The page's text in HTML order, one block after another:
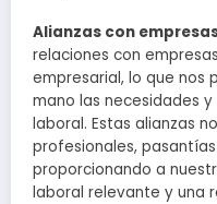
Alianzas con
relaciones con
empresarial, lo que nos
mano las necesidades
laboral. Estas alianzas
profesionales,
proporcionando a
laboral relevante y una